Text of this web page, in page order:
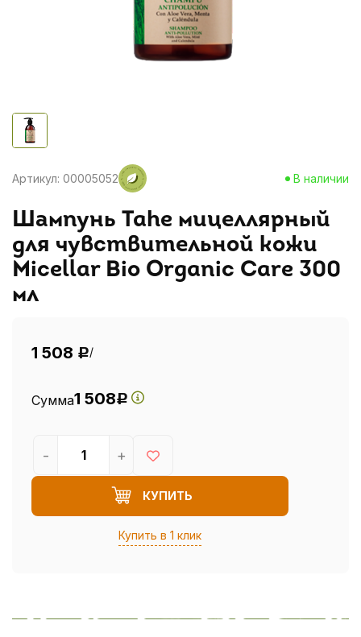
Артикул: 00005052 В наличии
Шампунь Tahe мицеллярный
для чувствительной кожи
Micellar Bio Organic Care 300
мл
1 508 Р/
Сумма1 508Р
КУПИТЬ
Купить в 1 клик
- +